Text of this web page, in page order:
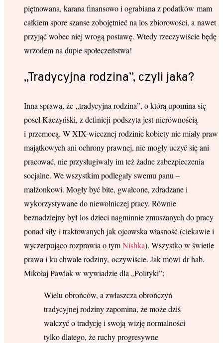
piętnowana, karana finansowo i ograbiana z podatków mam
całkiem spore szanse zobojętnieć na los zbiorowości, a nawet
przyjąć wobec niej wrogą postawę. Wtedy rzeczywiście będę
wrzodem na dupie społeczeństwa!
„Tradycyjna rodzina”, czyli jaka?
Inna sprawa, że „tradycyjna rodzina”, o którą upomina się
poseł Kaczyński, z definicji podszyta jest nierównością
i przemocą. W XIX-wiecznej rodzinie kobiety nie miały praw
majątkowych ani ochrony prawnej, nie mogły uczyć się ani
pracować, nie przysługiwały im też żadne zabezpieczenia
socjalne. We wszystkim podlegały swemu panu –
małżonkowi. Mogły być bite, gwałcone, zdradzane i
wykorzystywane do niewolniczej pracy. Równie
beznadziejny był los dzieci nagminnie zmuszanych do pracy
ponad siły i traktowanych jak ojcowska własność (ciekawie i
wyczerpująco rozprawia o tymNishka). Wszystko w świetle
prawa i ku chwale rodziny, oczywiście. Jak mówi dr hab.
Mikołaj Pawlak w wywiadzie dla „Polityki”:
Wielu obrońców, a zwłaszcza obrończyń
tradycyjnej rodziny zapomina, że może dziś
walczyć o tradycję i swoją wizję normalności
tylko dlatego, że ruchy progresywne